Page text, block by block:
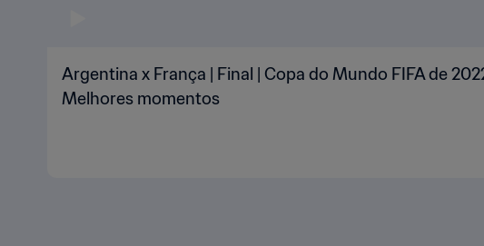
Argentina x França | Final | Copa do Mundo FIFA de
Melhores momentos